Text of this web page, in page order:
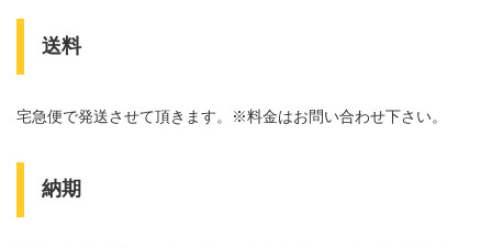
送料
宅急便で発送させて頂きます。※料金はお問い合わせ下さい。
納期